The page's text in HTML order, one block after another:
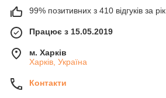
99% позитивних з 410 відгуків за рік
Працює з 15.05.2019
м. Харків
Харків, Україна
Контакти